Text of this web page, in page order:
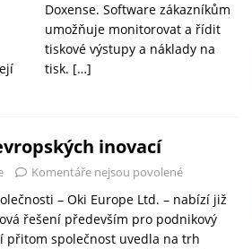
Doxense. Software zákazníkům
umožňuje monitorovat a řídit
tiskové výstupy a náklady na
tisk. […]
inovací
Komentáře nejsou povolené
– Oki Europe Ltd. – nabízí již
řešení především pro podnikový
přitom společnost uvedla na trh